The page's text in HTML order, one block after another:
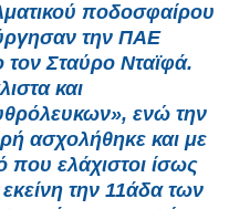
ποδοσφαίρου
την ΠΑΕ
Σταύρο Νταϊφά.
και
ενώ την
ασχολήθηκε και με
ελάχιστοι ίσως
την 11άδα των